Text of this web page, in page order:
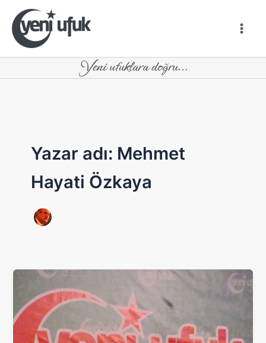
atla
Yazar adı: Mehmet
Hayati Özkaya